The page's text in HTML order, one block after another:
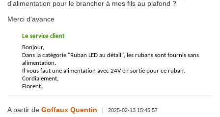
d'alimentation pour le brancher à mes fils au plafond ?
Merci d'avance
Le service client
Bonjour,
Dans la catégorie "Ruban LED au détail", les rubans sont fournis sans
alimentation.
Il vous faut une alimentation avec 24V en sortie pour ce ruban.
Cordialement,
Florent.
A partir de Goffaux Quentin | 2025-02-13 15:45:57